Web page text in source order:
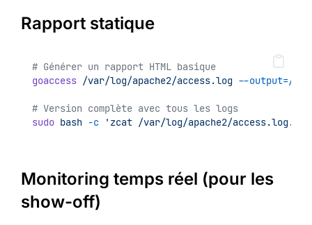
Rapport statique
# Générer un rapport HTML basique
goaccess /var/log/apache2/access.log --output=/
# Version complète avec tous les logs
sudo bash -c 'zcat /var/log/apache2/
Monitoring temps réel (pour les
show-off)